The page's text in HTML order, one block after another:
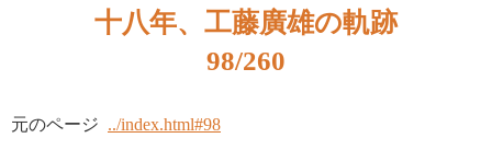
十八年、工藤廣雄の軌跡
98/260
元のページ ../index.html#98